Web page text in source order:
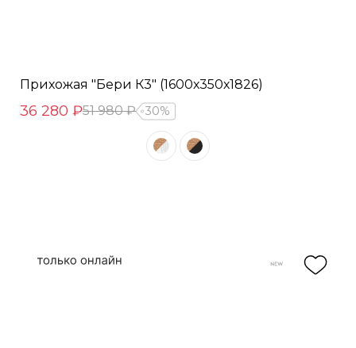
Прихожая "Бери К3" (1600х350х1826)
36 280 ₽51 980 ₽ 30%